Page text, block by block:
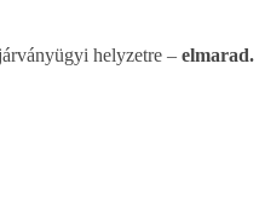
helyzetre – elmarad.